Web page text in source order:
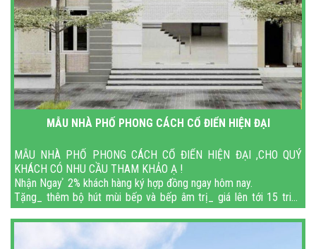
MẪU NHÀ PHỐ PHONG CÁCH CỔ ĐIỂN HIỆN ĐẠI
MẪU NHÀ PHỐ PHONG CÁCH CỔ ĐIỂN HIỆN ĐẠI ,CHO QUÝ
KHÁCH CÓ NHU CẦU THAM KHẢO Ạ !
Nhận Ngay ̉ 2% khách hàng ký hợp đồng ngay hôm nay.
Tặng_ thêm bộ hút mùi bếp và bếp âm trị_ giá lên tới 15 triệu
đồng.
ĐÓN TẾT NGUYÊN ĐÁN 2024 T